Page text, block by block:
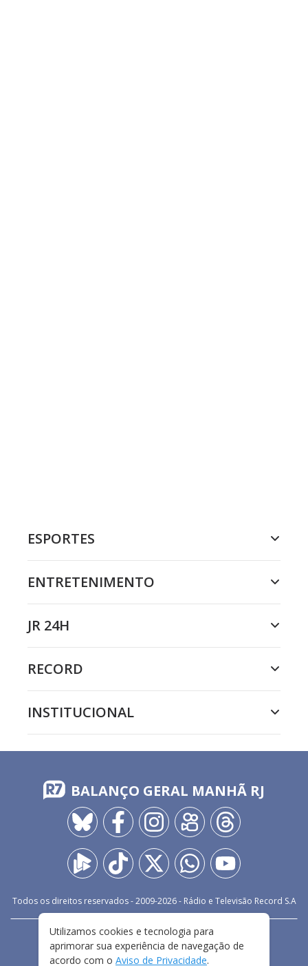
ESPORTES
ENTRETENIMENTO
JR 24H
RECORD
INSTITUCIONAL
BALANÇO GERAL MANHÃ RJ
Todos os direitos reservados - 2009-2026- Rádio e Televisão Record S.A
FALE CONOSCO
PRIVACIDADE
TERMOS E CONDIÇÕES DE USO
Utilizamos cookies e tecnologia para
aprimorar sua experiência de navegação de
acordo com o Aviso de Privacidade.